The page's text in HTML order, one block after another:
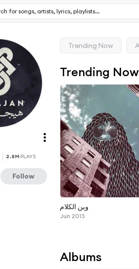
2.8M PLAYS
Follow
Trending Now
Trending Now
وين الكلام
Jun 2013
Albums